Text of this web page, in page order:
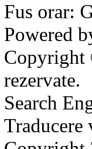
Fus orar:
Powered
Copyright
rezervate.
Search